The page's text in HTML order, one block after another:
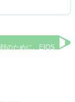
のために。EIOS